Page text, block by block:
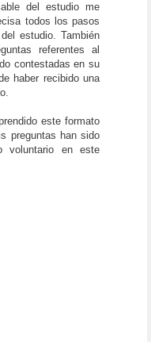
del estudio me
todos los pasos
estudio. También
referentes al
contestadas en su
haber recibido una
este formato
preguntas han sido
voluntario en este